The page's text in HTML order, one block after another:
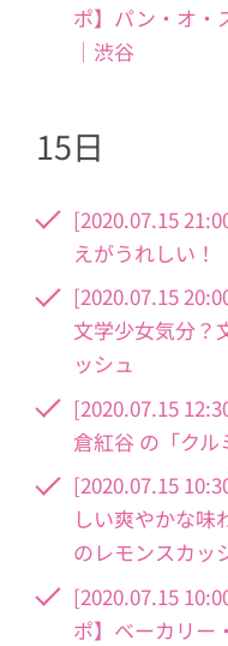
ポ】パン・オ・
｜渋谷
15日
[2020.07.15
えがうれしい！
[2020.07.15
文学少女気分？
ッシュ
[2020.07.15
倉紅谷 の「ク
[2020.07.15
しい爽やかな
のレモンスカッ
[2020.07.15
ポ】ベーカリー